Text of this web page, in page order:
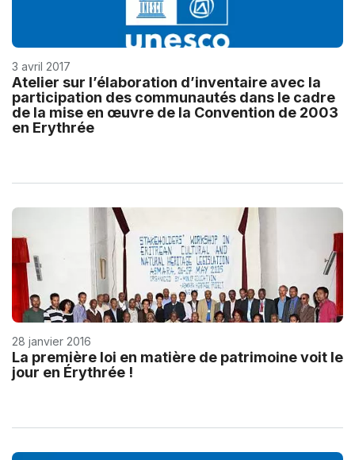
3 avril 2017
Atelier sur l’élaboration d’inventaire avec la
participation des communautés dans le cadre
de la mise en œuvre de la Convention de 2003
en Erythrée
28 janvier 2016
La première loi en matière de patrimoine voit le
jour en Érythrée !